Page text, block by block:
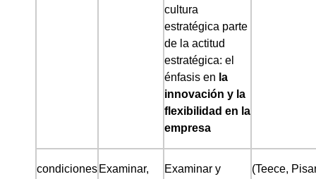
cultura
estratégica parte
de la actitud
estratégica: el
énfasis en la
innovación y la
flexibilidad en la
empresa
condiciones Examinar,
Examinar y
(Teece,